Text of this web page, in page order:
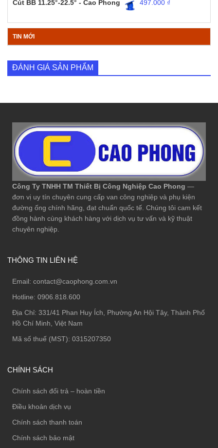
Cút BB 11.25°-22.5° - Cao Phong 497.000 ₫
TIN MỚI
ĐÁNH GIÁ SẢN PHẨM
Công Ty TNHH TM Thiết Bị Công Nghiệp Cao Phong —
đơn vị uy tín chuyên cung cấp van công nghiệp và phụ kiện
đường ống chính hãng, đạt chuẩn quốc tế. Chúng tôi cam kết
đồng hành cùng khách hàng với dịch vụ tư vấn và kỹ thuật
chuyên nghiệp.
THÔNG TIN LIÊN HỆ
Email: contact@caophong.com.vn
Hotline: 0906.818.600
Địa Chỉ: 331/41 Phan Huy Ích, Phường An Hội Tây, Thành Phố
Hồ Chí Minh, Việt Nam
Mã số thuế (MST): 0315207350
CHÍNH SÁCH
Chính sách đổi trả – hoàn tiền
Điều khoản dịch vụ
Chính sách thanh toán
Chính sách bảo mật